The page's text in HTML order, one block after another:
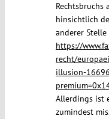
Rechtsbruchs
hinsichtlich
anderer
https://
recht/
illusion-
Allerdings ist
zumindest